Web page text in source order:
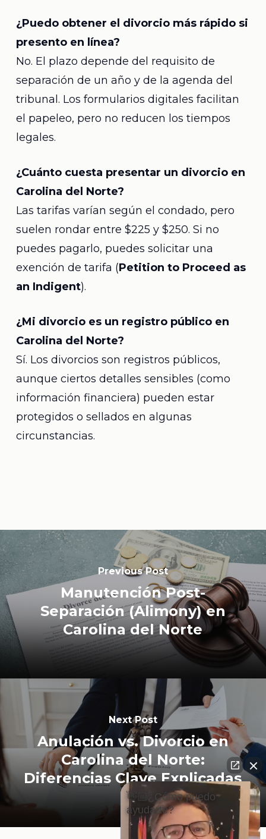
¿Puedo obtener el divorcio más rápido si
presento en línea?
No. El plazo depende del requisito de
separación de un año y de la agenda del
tribunal. Los formularios digitales facilitan
el papeleo, pero no reducen los tiempos
legales.
¿Cuánto cuesta presentar un divorcio en
Carolina del Norte?
Las tarifas varían según el condado, pero
suelen rondar entre $225 y $250. Si no
puedes pagarlo, puedes solicitar una
exención de tarifa (Petition to Proceed as
an Indigent).
¿Mi divorcio es un registro público en
Carolina del Norte?
Sí. Los divorcios son registros públicos,
aunque ciertos detalles sensibles (como
información financiera) pueden estar
protegidos o sellados en algunas
circunstancias.
Previous Post
Manutención Post-
Separación (Alimony) en
Carolina del Norte
Next Post
Anulación vs. Divorcio en
Carolina del Norte:
Diferencias Clave Explicadas
👋🏼¿Cómo puedo
ayudarte?